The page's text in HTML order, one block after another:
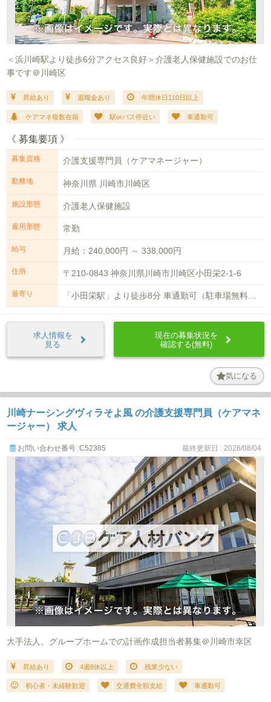
＜浜川崎駅より徒歩6分アクセス良好＞介護老人保健施設でのお仕
事です＠川崎区
昇給あり 退職金あり 年間休日110日以上
ケアマネ複数在籍 駅orバス停近い 車通勤可
《 募集要項 》
募集資格 介護支援専門員（ケアマネージャー）
勤務地 神奈川県 川崎市川崎区
施設形態 介護老人保健施設
雇用形態 常勤
給与 月給：240,000円 ～ 338,000円
住所 〒210-0843 神奈川県川崎市川崎区小田栄2-1-6
最寄り
求人情報を
見る
現在の募集状況を
確認する(無料)
気になる
川崎ナーシングヴィラそよ風 の介護支援専門員（ケアマネ
ージャー） 求人
お問い合わせ番号 :C52385 最終更新日 : 2026/08/04
大手法人。グループホームでの計画作成担当者募集＠川崎市幸区
昇給あり 4週8休以上 残業少ない
初心者・未経験歓迎 交通費全額支給 車通勤可